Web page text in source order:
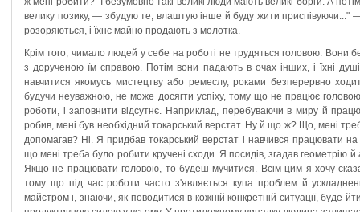
велику позику, — збудую те, влаштую інше й буду жити приспівуючи..."
розоряються, і їхнє майно продають з молотка.
Крім того, чимало людей у себе на роботі не трудяться головою. Вони
з дорученою їм справою. Потім вони падають в очах інших, і їхні
навчитися якомусь мистецтву або ремеслу, роками безперервно
будучи неуважною, не може досягти успіху, тому що не працює
роботи, і заповнити відсутнє. Наприклад, перебуваючи в миру й
робив, мені був необхідний токарський верстат. Ну й що ж? Що, мені
допомагав? Ні. Я придбав токарський верстат і навчився працювати
що мені треба було робити кручені сходи. Я посидів, згадав геометрію й
Якщо не працювати головою, то будеш мучитися. Всім цим я хочу
тому що під час роботи часто з'являється купа проблем й
майстром і, знаючи, як поводитися в кожній конкретній ситуації, буде